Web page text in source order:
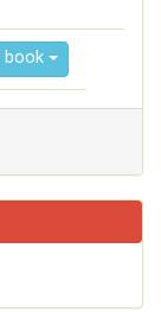
book